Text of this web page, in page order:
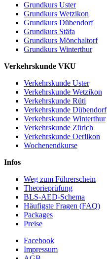
Grundkurs Uster
Grundkurs Wetzikon
Grundkurs Dübendorf
Grundkurs Stäfa
Grundkurs Mönchaltorf
Grundkurs Winterthur
Verkehrskunde VKU
Verkehrskunde Uster
Verkehrskunde Wetzikon
Verkehrskunde Rüti
Verkehrskunde Dübendorf
Verkehrskunde Winterthur
Verkehrskunde Zürich
Verkehrskunde Oerlikon
Wochenendkurse
Infos
Weg zum Führerschein
Theorieprüfung
BLS-AED-Schema
Häufigste Fragen (FAQ)
Packages
Preise
Facebook
Impressum